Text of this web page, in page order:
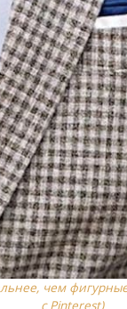
чем
с Pinterest)